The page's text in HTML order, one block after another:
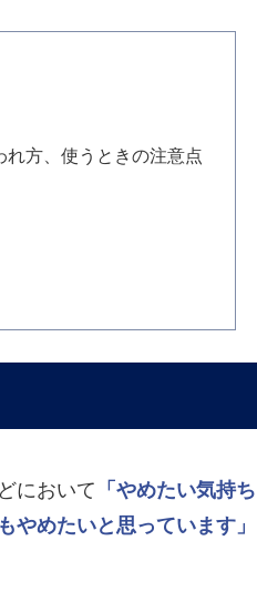
れ方、使うときの注意点
において 「やめたい気持ち
やめたいと思っています」